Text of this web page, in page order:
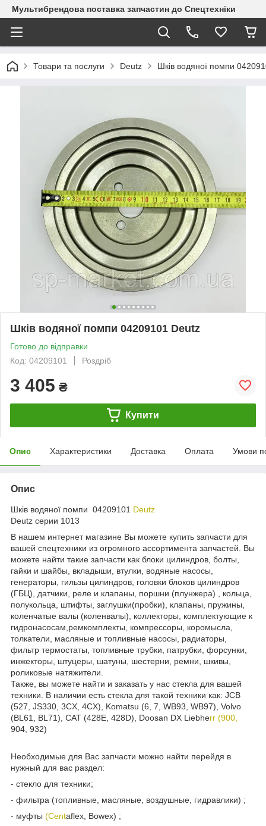
Мультибрендова поставка запчастин до Спецтехніки
Товари та послуги Deutz Шків водяної помпи
Шків водяної помпи 04209101 Deutz
Готово до відправки
Код: 04209101
Роздріб
3 405 ₴
Купити
Опис Характеристики Доставка Оплата Умови
Опис
Шків водяної помпи 04209101 Deutz
Deutz серии 1013
В нашем интернет магазине Вы можете купить запчасти для
вашей спецтехники из огромного ассортимента запчастей. Вы
можете найти такие запчасти как блоки цилиндров, болты,
гайки и шайбы, вкладыши, втулки, водяные насосы,
генераторы, гильзы цилиндров, головки блоков цилиндров
(ГБЦ), датчики, реле и клапаны, поршни (плунжера) , кольца,
полукольца, штифты, заглушки(пробки), клапаны, пружины,
коленчатые валы (коленвалы), коллекторы, комплектующие к
гидронасосам,ремкомплекты, компрессоры, коромысла,
толкатели, масляные и топливные насосы, радиаторы,
фильтр термостаты, топливные трубки, патрубки, форсунки,
инжекторы, штуцеры, шатуны, шестерни, ремни, шкивы,
роликовые натяжители.
Также, вы можете найти и заказать у нас стекла для вашей
техники. В наличии есть стекла для такой техники как: JCB
(527, JS330, 3CX, 4CX), Komatsu (6, 7, WB93, WB97), Volvo
(BL61, BL71), CAT (428E, 428D), Doosan DX Liebherr (900,
904, 932)
Необходимые для Вас запчасти можно найти перейдя в
нужный для вас раздел:
- стекло для техники;
- фильтра (топливные, масляные, воздушные, гидравлики) ;
- муфты (Centaflex, Bowex) ;